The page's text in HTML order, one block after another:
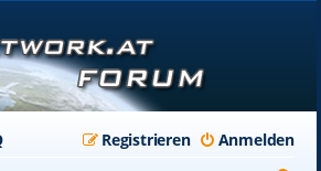
Anmelden
Registrieren